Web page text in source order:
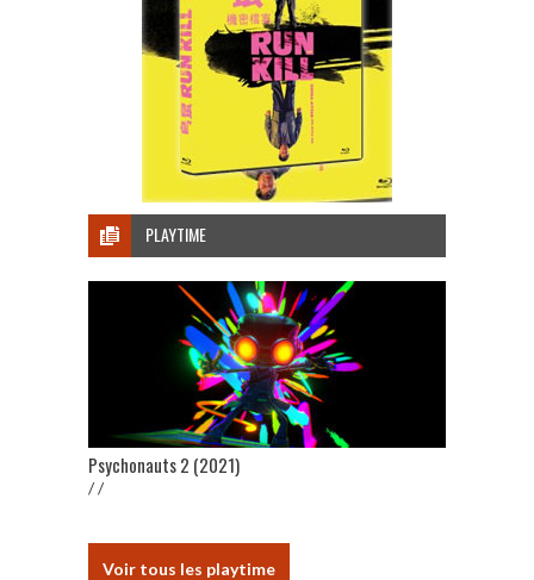
PLAYTIME
Psychonauts 2 (2021)
/ /
Voir tous les playtime